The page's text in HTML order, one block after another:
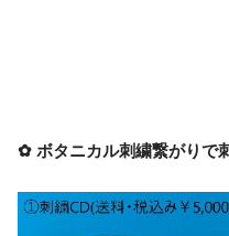
✿ ボタニカル刺繍繋がりで